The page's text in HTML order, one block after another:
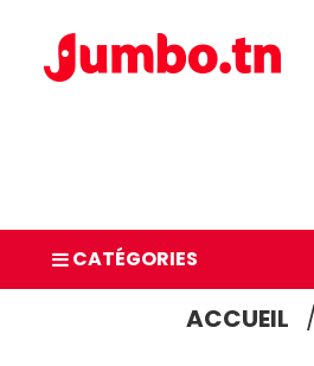
CATÉGORIES
ACCUEIL